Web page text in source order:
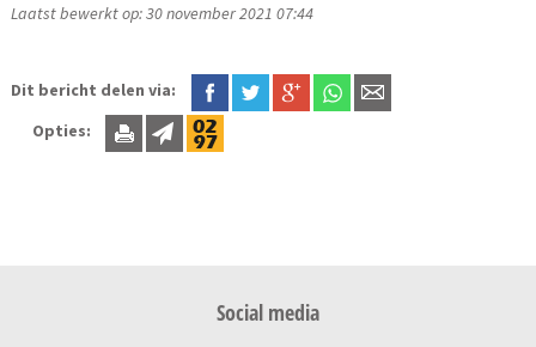
Laatst bewerkt op: 30 november 2021 07:44
Dit bericht delen via:
Opties:
Social media